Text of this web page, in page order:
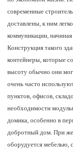
современные
доставлены, к ним
коммуникации, начиная
Конструкция такого
контейнеры, которые
высоту обычно они
очень часто
пунктов, офисов,
необходимости
домика, особенно в
добротный дом. При
оборудуется мебелью,